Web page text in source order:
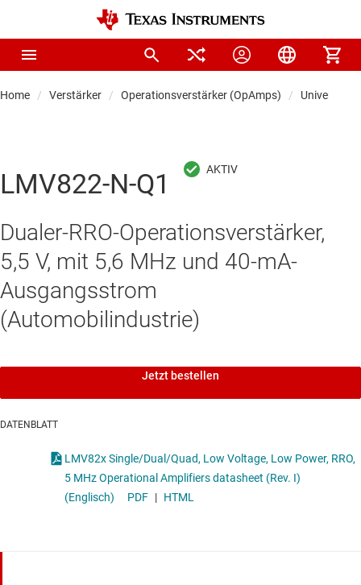
Home Verstärker Operationsverstärker (OpAmps) Universal-
LMV822-N-Q1
Dualer-RRO-Operationsverstärker,
5,5 V, mit 5,6 MHz und 40-mA-
Ausgangsstrom
(Automobilindustrie)
Jetzt bestellen
DATENBLATT
LMV82x Single/Dual/Quad, Low Voltage, Low Power, RRO,
5 MHz Operational Amplifiers datasheet (Rev. I)
(Englisch)
PDF | HTML